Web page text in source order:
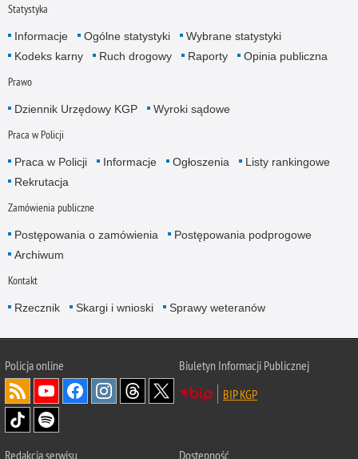
Statystyka
Informacje Ogólne statystyki
Wybrane statystyki
Kodeks karny
Ruch drogowy Raporty Opinia publiczna
Prawo
Dziennik Urzędowy KGP Wyroki sądowe
Praca w Policji
Praca w Policji Informacje Ogłoszenia
Listy rankingowe
Rekrutacja
Zamówienia publiczne
Postępowania o zamówienia
Postępowania podprogowe
Archiwum
Kontakt
Rzecznik Skargi i wnioski Sprawy weteranów
Policjaonline
Biuletyn Informacji Publicznej
BIP KGP
Redakcja serwisu Dostępność